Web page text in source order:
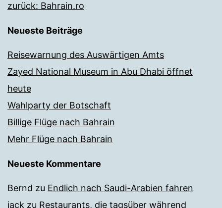
zurück: Bahrain.ro
Neueste Beiträge
Reisewarnung des Auswärtigen Amts
Zayed National Museum in Abu Dhabi öffnet
heute
Wahlparty der Botschaft
Billige Flüge nach Bahrain
Mehr Flüge nach Bahrain
Neueste Kommentare
Bernd zu Endlich nach Saudi-Arabien fahren
jack zu Restaurants, die tagsüber während